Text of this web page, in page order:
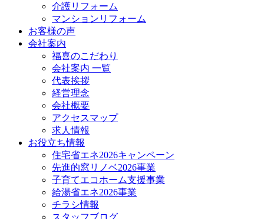
介護リフォーム
マンションリフォーム
お客様の声
会社案内
福喜のこだわり
会社案内 一覧
代表挨拶
経営理念
会社概要
アクセスマップ
求人情報
お役立ち情報
住宅省エネ2026キャンペーン
先進的窓リノベ2026事業
子育てエコホーム支援事業
給湯省エネ2026事業
チラシ情報
スタッフブログ